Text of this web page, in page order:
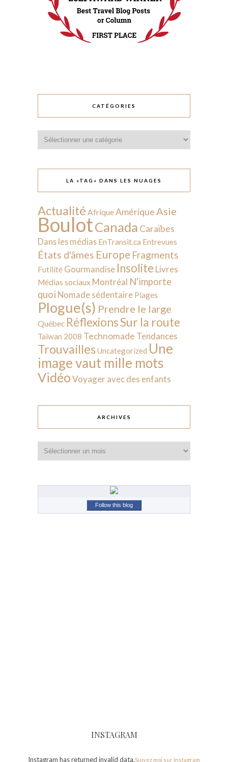
CATÉGORIES
LA «TAG» DANS LES NUAGES
Actualité AfriqueAmérique Asie
BoulotCanada Caraïbes
Dans les médias EnTransit.ca Entrevues
États d'âmes Europe Fragments
Futilité Gourmandise Insolite Livres
Médias sociaux Montréal N'importe
quoi Nomade sédentaire Plages
Plogue(s) Prendre le large
Québec RéflexionsSur la route
Taïwan 2008 Technomade Tendances
Trouvailles Uncategorized Une
image vaut mille mots
VidéoVoyager avec des enfants
ARCHIVES
Follow this blog
INSTAGRAM
Instagram has returned invalid data.Suivez moi sur Instagram